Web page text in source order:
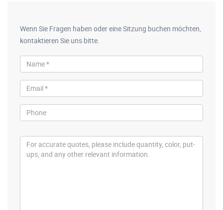
Wenn Sie Fragen haben oder eine Sitzung buchen möchten,
kontaktieren Sie uns bitte.